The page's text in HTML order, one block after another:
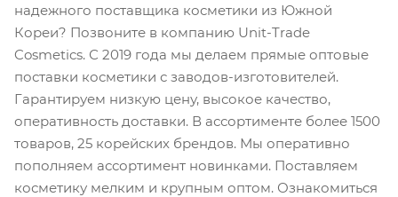
надежного поставщика косметики из Южной
Кореи? Позвоните в компанию Unit-Trade
Cosmetics. С 2019 года мы делаем прямые оптовые
поставки косметики с заводов-изготовителей.
Гарантируем низкую цену, высокое качество,
оперативность доставки. В ассортименте более 1500
товаров, 25 корейских брендов. Мы оперативно
пополняем ассортимент новинками. Поставляем
косметику мелким и крупным оптом. Ознакомиться